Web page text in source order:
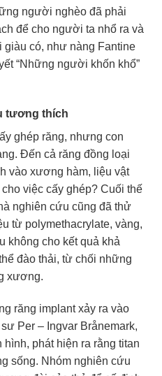
người nghèo đã phải
để cho người ta nhổ ra và
có, như nàng Fantine
“Những người khốn khổ”
tương thích
ghép răng, nhưng con
Đến cả răng đồng loại
vào xương hàm, liệu vật
việc cấy ghép? Cuối thế
nghiên cứu cũng đã thử
từ polymethacrylate, vàng,
không cho kết quả khả
đào thải, từ chối những
xương.
răng implant xảy ra vào
Per – Ingvar Brånemark,
phát hiện ra rằng titan
sống. Nhóm nghiên cứu